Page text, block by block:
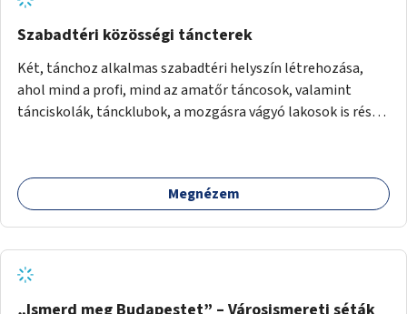
Szabadtéri közösségi táncterek
Két, tánchoz alkalmas szabadtéri helyszín létrehozása,
ahol mind a profi, mind az amatőr táncosok, valamint
tánciskolák, táncklubok, a mozgásra vágyó lakosok is részt
Megnézem